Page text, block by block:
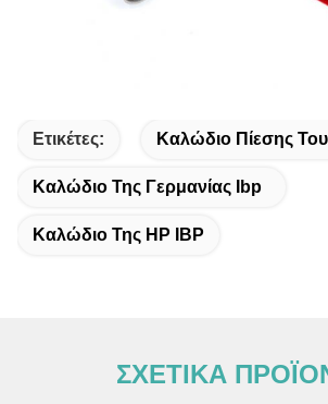
Ετικέτες: Καλώδιο Πίεσης
Καλώδιο Της Γερμανίας Ibp
Καλώδιο Της HP IBP
ΣΧΕΤΙΚΑ